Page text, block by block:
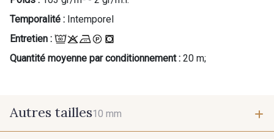
Temporalité : Intemporel
Entretien :
Quantité moyenne par conditionnement : 20 m;
Autres tailles10 mm